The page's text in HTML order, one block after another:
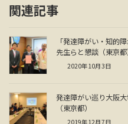
関連記事
「発達障がい・知
先生らと懇談（東京都
2020年10月3日
発達障がい巡り大阪
（東京都）
2019年12月7日